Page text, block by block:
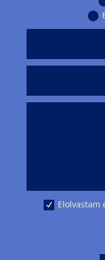
Elolvastam